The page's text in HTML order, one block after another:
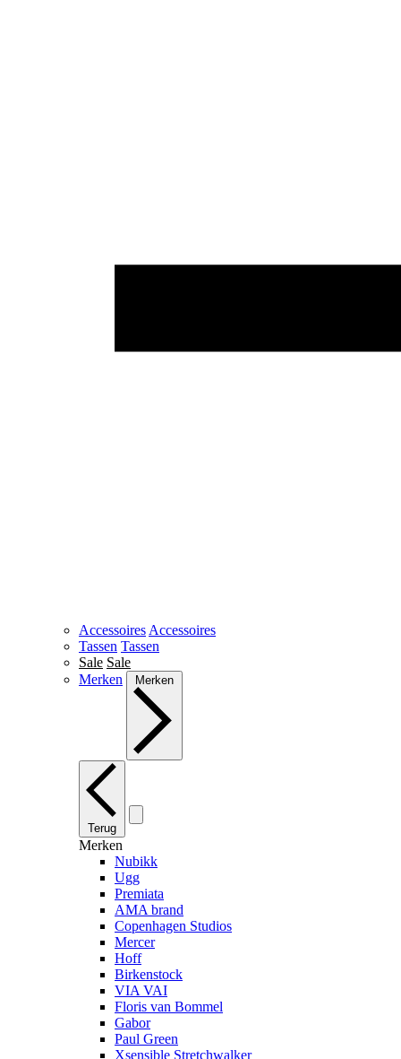
Accessoires Accessoires
Tassen Tassen
Sale Sale
Merken
Merken
Terug
Merken
Nubikk
Ugg
Premiata
AMA brand
Copenhagen Studios
Mercer
Hoff
Birkenstock
VIA VAI
Floris van Bommel
Gabor
Paul Green
Xsensible Stretchwalker